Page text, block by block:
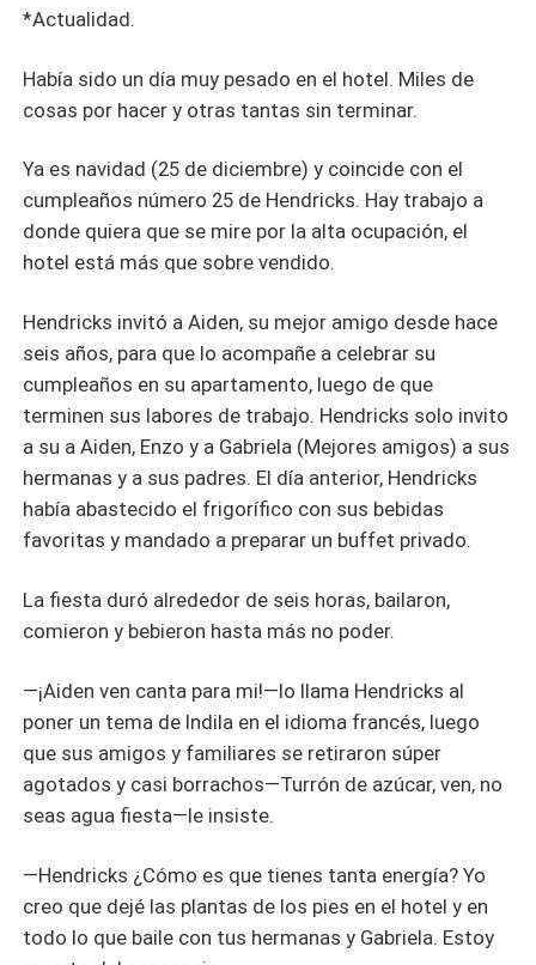
de mente muy abierta. ¿Podrá Hendricks confesar con su
Aiden la salvación de Hendricks al corresponderle?
¿Podrá este ser un verdadero amor, que no le importe de
culturas, distancia o genero? ¿Podrá Hendricks
pedirle que se case con él?
*Actualidad.
Había sido un día muy pesado en el hotel. Miles de
cosas por hacer y otras tantas sin terminar.
Ya es navidad (25 de diciembre) y coincide con el
cumpleaños número 25 de Hendricks. Hay trabajo a
donde quiera que se mire por la alta ocupación, el
hotel está más que sobre vendido.
Hendricks invitó a Aiden, su mejor amigo desde hace
seis años, para que lo acompañe a celebrar su
cumpleaños en su apartamento, luego de que
terminen sus labores de trabajo. Hendricks solo invito
a su a Aiden, Enzo y a Gabriela (Mejores amigos) a sus
hermanas y a sus padres. El día anterior, Hendricks
había abastecido el frigorífico con sus bebidas
favoritas y mandado a preparar un buffet privado.
La fiesta duró alrededor de seis horas, bailaron,
comieron y bebieron hasta más no poder.
—¡Aiden ven canta para mi!—lo llama Hendricks al
poner un tema de Indila en el idioma francés, luego
que sus amigos y familiares se retiraron súper
agotados y casi borrachos—Turrón de azúcar, ven, no
seas agua fiesta—le insiste.
—Hendricks ¿Cómo es que tienes tanta energía? Yo
creo que dejé las plantas de los pies en el hotel y en
todo lo que baile con tus hermanas y Gabriela. Estoy